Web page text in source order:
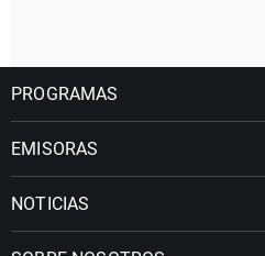
PROGRAMAS
EMISORAS
NOTICIAS